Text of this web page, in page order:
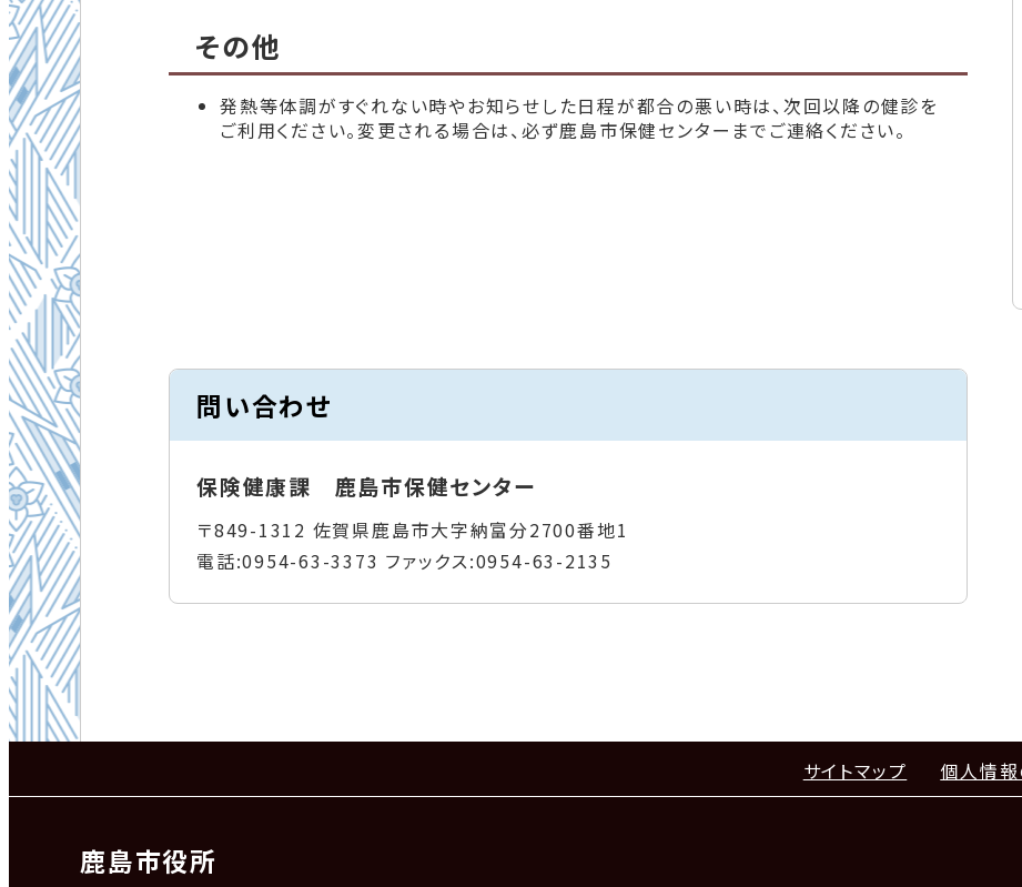
その他
発熱等体調がすぐれない時やお知らせした日程が都合の悪い時は、次回以降の健診を
ご利用ください。変更される場合は、必ず鹿島市保健センターまでご連絡ください。
問い合わせ
保険健康課 鹿島市保健センター
〒849-1312 佐賀県鹿島市大字納富分2700番地1
電話:0954-63-3373 ファックス:0954-63-2135
サイトマップ 個人情
鹿島市役所